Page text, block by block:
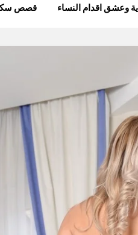
وعشق اقدام النساء قصص